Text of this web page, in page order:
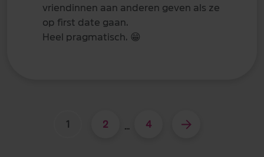
vriendinnen aan anderen geven als ze
op first date gaan.
Heel pragmatisch. 😁
1 2 ... 4